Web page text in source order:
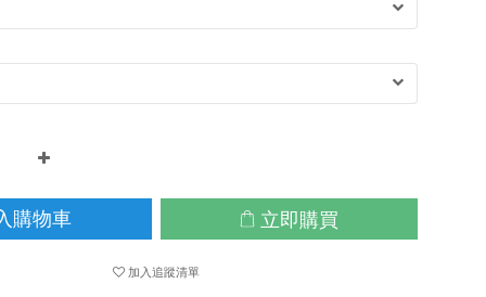
購物車 立即購買
加入追蹤清單